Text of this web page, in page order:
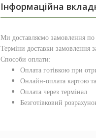
Інформаційна
Ми доставляємо замовлення по
Терміни доставки замовлення
Способи оплати:
Оплата готівкою при
Онлайн-оплата картою
Оплата через термінал
Безготівковий